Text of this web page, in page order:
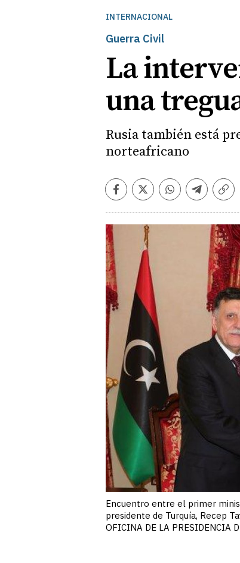
INTERNACIONAL
Guerra Civil
La
una
Rusia también está
norteafricano
Facebook
TwitterWhatsapp
Telegram
Encuentro entre el primer
presidente de Turquía, Recep
OFICINA DE LA PRESIDENCIA